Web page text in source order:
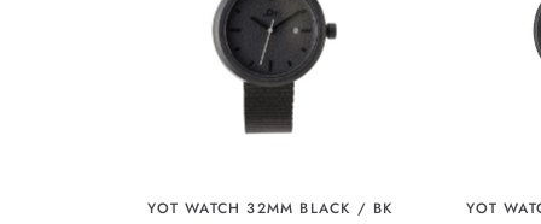
YOT WATCH 32MM BLACK / BK
YOT